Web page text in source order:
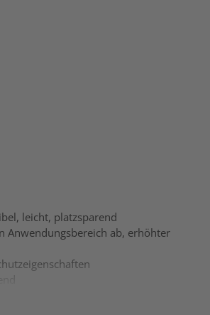
leicht, platzsparend
Anwendungsbereich ab, erhöhter